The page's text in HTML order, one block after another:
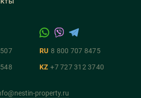
RU 8 800 707 8475
KZ +7 727 312 3740
property.ru